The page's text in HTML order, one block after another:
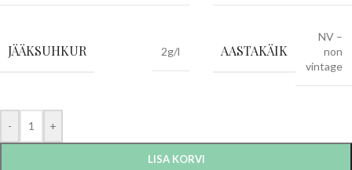
JÄÄKSUHKUR 2g/l AASTAKÄIK
NV –
non
vintage
- +
LISA KORVI